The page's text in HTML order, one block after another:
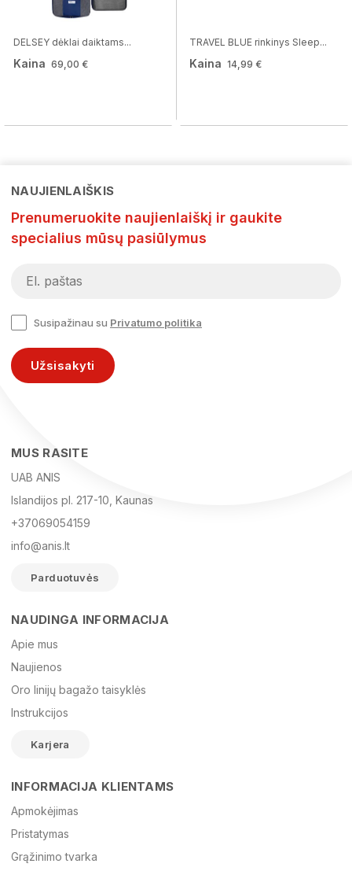
DELSEY dėklai daiktams...
Kaina 69,00 €
TRAVEL BLUE rinkinys Sleep...
Kaina 14,99 €
El. paštas
Žinutė
NAUJIENLAIŠKIS
Prenumeruokite naujienlaiškį ir gaukite
specialius mūsų pasiūlymus
Susipažinau su Privatumo politika
Užsisakyti
MUS RASITE
UAB ANIS
Islandijos pl. 217-10, Kaunas
+37069054159
info@anis.lt
Parduotuvės
NAUDINGA INFORMACIJA
Apie mus
Naujienos
Oro linijų bagažo taisyklės
Instrukcijos
Karjera
INFORMACIJA KLIENTAMS
Apmokėjimas
Pristatymas
Grąžinimo tvarka